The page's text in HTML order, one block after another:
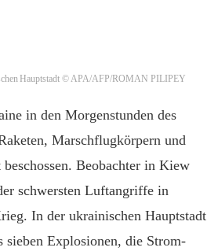
Hauptstadt © APA/AFP/ROMAN PILIPEY
in den Morgenstunden des
Marschflugkörpern und
Beobachter in Kiew
schwersten Luftangriffe in
In der ukrainischen Hauptstadt
sieben Explosionen, die Strom-